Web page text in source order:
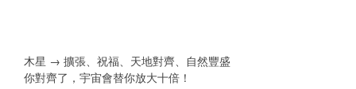
木星 → 擴張、祝福、天地對齊、自然豐盛
你對齊了，宇宙會替你放大十倍！